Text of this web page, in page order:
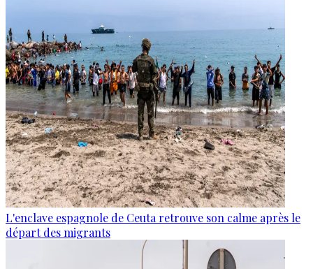
L'enclave espagnole de Ceuta retrouve son calme après le
départ des migrants